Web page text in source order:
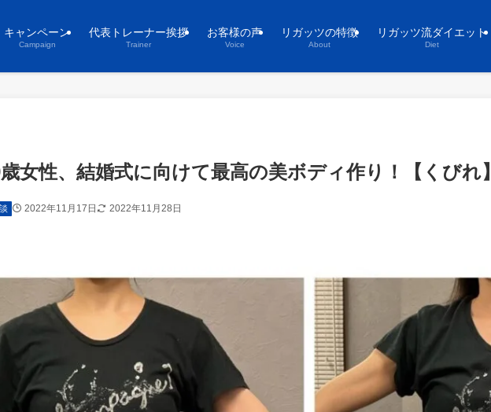
キャンペーン
Campaign
代表トレーナー挨拶
Trainer
お客様の声
Voice
リガッツの特徴
About
リガッツ流ダイエット
Diet
女性、結婚式に向けて最高の美ボディ作り！【くびれ】
2022年11月17日 2022年11月28日